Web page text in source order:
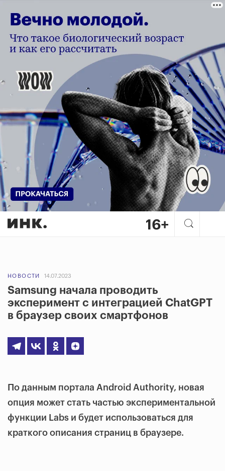
НОВОСТИ 14.07.2023
Samsung начала проводить
эксперимент с интеграцией ChatGPT
в браузер своих смартфонов
По данным портала Android Authority, новая
опция может стать частью экспериментальной
функции Labs и будет использоваться для
краткого описания страниц в браузере.